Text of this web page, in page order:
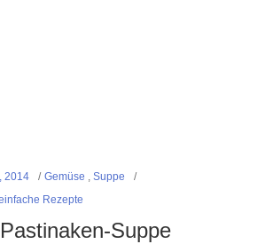
2014 Gemüse , Suppe
Rezepte
Suppe